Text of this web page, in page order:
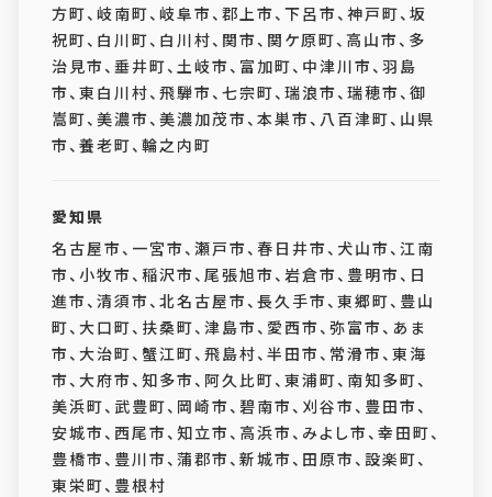
方町、岐南町、岐阜市、郡上市、下呂市、神戸町、坂
祝町、白川町、白川村、関市、関ケ原町、高山市、多
治見市、垂井町、土岐市、富加町、中津川市、羽島
市、東白川村、飛騨市、七宗町、瑞浪市、瑞穂市、御
嵩町、美濃市、美濃加茂市、本巣市、八百津町、山県
市、養老町、輪之内町
愛知県
名古屋市、一宮市、瀬戸市、春日井市、犬山市、江南
市、小牧市、稲沢市、尾張旭市、岩倉市、豊明市、日
進市、清須市、北名古屋市、長久手市、東郷町、豊山
町、大口町、扶桑町、津島市、愛西市、弥富市、あま
市、大治町、蟹江町、飛島村、半田市、常滑市、東海
市、大府市、知多市、阿久比町、東浦町、南知多町、
美浜町、武豊町、岡崎市、碧南市、刈谷市、豊田市、
安城市、西尾市、知立市、高浜市、みよし市、幸田町、
豊橋市、豊川市、蒲郡市、新城市、田原市、設楽町、
東栄町、豊根村